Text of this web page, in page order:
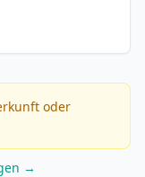
oder
→